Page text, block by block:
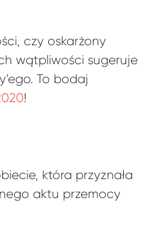
czy oskarżony
wątpliwości sugeruje
To bodaj
!
która przyznała
aktu przemocy